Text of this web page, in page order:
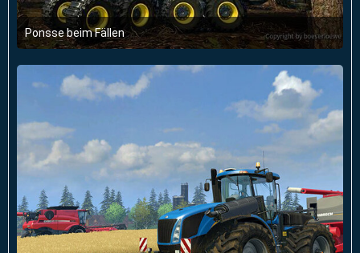
Ponsse beim Fällen
19. September 2014 um 11:48